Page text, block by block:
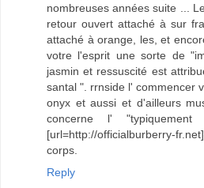
nombreuses années suite ...
retour ouvert attaché à sur
attaché à orange, les, et
votre l'esprit une sorte de
jasmin et ressuscité est
santal ". rrnside l' commencer
onyx et aussi et d'ailleurs
concerne l'
[url=http://officialburberry-
corps.
Reply